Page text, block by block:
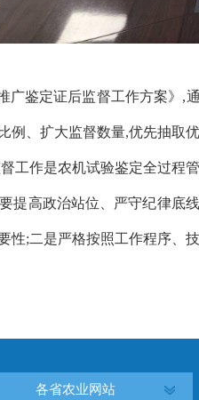
广鉴定证后监督工作方案》,
例、扩大监督数量,优先抽取
工作是农机试验鉴定全过程
提高政治站位、严守纪律底线
性;二是严格按照工作程序、
各省农业网站